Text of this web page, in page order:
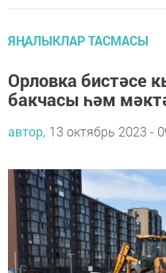
ЯҢАЛЫКЛАР ТАСМАСЫ
Орловка бистәсе
бакчасы һәм
автор, 13 октябрь 2023 -